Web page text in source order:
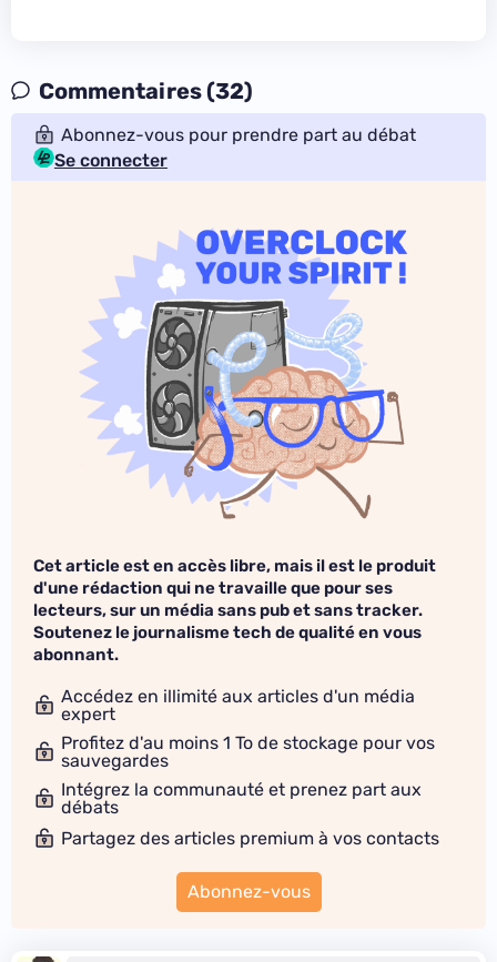
Commentaires (32)
Abonnez-vous pour prendre part au débat
Se connecter
Cet article est en accès libre, mais il est le produit
d'une rédaction qui ne travaille que pour ses
lecteurs, sur un média sans pub et sans tracker.
Soutenez le journalisme tech de qualité en vous
abonnant.
Accédez en illimité aux articles d'un média
expert
Profitez d'au moins 1 To de stockage pour vos
sauvegardes
Intégrez la communauté et prenez part aux
débats
Partagez des articles premium à vos contacts
Abonnez-vous